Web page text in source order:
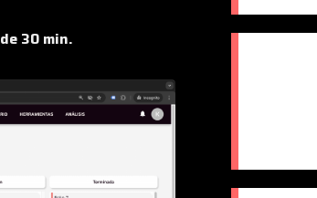
30 min.